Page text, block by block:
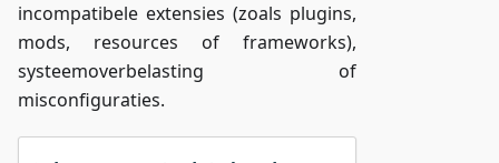
incompatibele extensies (zoals plugins,
mods, resources of frameworks),
systeemoverbelasting of
misconfiguraties.